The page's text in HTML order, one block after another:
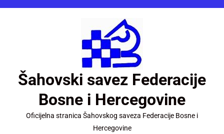
Šahovski savez Federacije
Bosne i Hercegovine
Oficijelna stranica Šahovskog saveza Federacije Bosne i
Hercegovine